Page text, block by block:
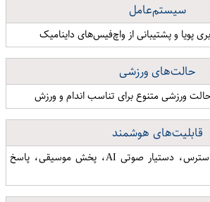
سیستم‌عامل
حالت‌های ورزشی
قابلیت‌های هوشمند
ردیابی خواب، مدیریت استرس، دستیار صوتی AI، پخش موسیقی، پاسخ